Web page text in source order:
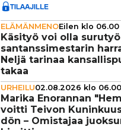
ELÄMÄNMENOEilen klo 06.00
Käsityö voi olla
san­tans­si­mes­ta­rin
Neljä tarinaa
takaa
URHEILU02.08.2026 klo 06.00
Marika Enorannan
voitti Teivon
dön – Omistajaa